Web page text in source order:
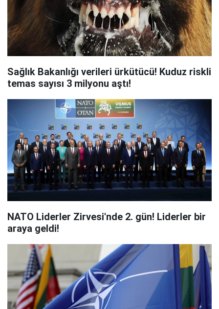
Sağlık Bakanlığı verileri ürkütücü! Kuduz riskli
temas sayısı 3 milyonu aştı!
NATO Liderler Zirvesi'nde 2. gün! Liderler bir
araya geldi!